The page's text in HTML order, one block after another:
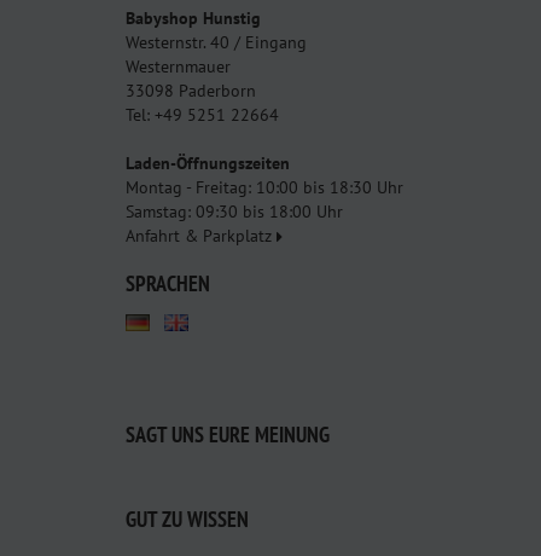
Babyshop Hunstig
Westernstr. 40 / Eingang
Westernmauer
33098 Paderborn
Tel: +49 5251 22664
Laden-Öffnungszeiten
Montag - Freitag: 10:00 bis 18:30 Uhr
Samstag: 09:30 bis 18:00 Uhr
Anfahrt & Parkplatz
SPRACHEN
SAGT UNS EURE MEINUNG
GUT ZU WISSEN